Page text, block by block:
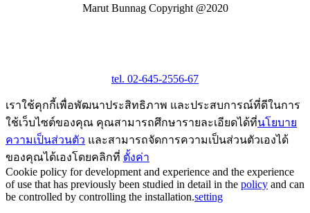
Marut Bunnag Copyright @2020
tel. 02-645-2556-67
เราใช้คุกกี้เพื่อพัฒนาประสิทธิภาพ และประสบการณ์ที่ดีในการ
ใช้เว็บไซต์ของคุณ คุณสามารถศึกษารายละเอียดได้ที่นโยบาย
ความเป็นส่วนตัว และสามารถจัดการความเป็นส่วนตัวเองได้
ของคุณได้เองโดยคลิกที่ ตั้งค่า
Cookie policy for development and experience and the experience
of use that has previously been studied in detail in the policy and can
be controlled by controlling the installation.setting